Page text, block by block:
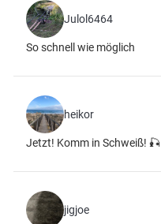
Julol6464
So schnell wie möglich
heikor
Jetzt! Komm in Schweiß! 🎣
jigjoe